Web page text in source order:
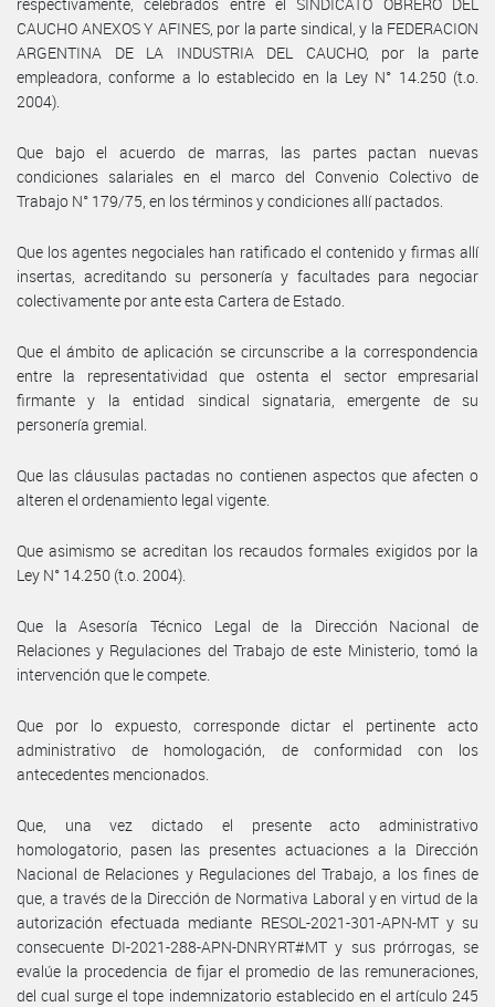
CAUCHO ANEXOS Y AFINES, por la parte sindical, y la FEDERACION
ARGENTINA DE LA INDUSTRIA DEL CAUCHO, por la parte
empleadora, conforme a lo establecido en la Ley N° 14.250 (t.o.
2004).
Que bajo el acuerdo de marras, las partes pactan nuevas
condiciones salariales en el marco del Convenio Colectivo de
Trabajo N° 179/75, en los términos y condiciones allí pactados.
Que los agentes negociales han ratificado el contenido y firmas allí
insertas, acreditando su personería y facultades para negociar
colectivamente por ante esta Cartera de Estado.
Que el ámbito de aplicación se circunscribe a la correspondencia
entre la representatividad que ostenta el sector empresarial
firmante y la entidad sindical signataria, emergente de su
personería gremial.
Que las cláusulas pactadas no contienen aspectos que afecten o
alteren el ordenamiento legal vigente.
Que asimismo se acreditan los recaudos formales exigidos por la
Ley N° 14.250 (t.o. 2004).
Que la Asesoría Técnico Legal de la Dirección Nacional de
Relaciones y Regulaciones del Trabajo de este Ministerio, tomó la
intervención que le compete.
Que por lo expuesto, corresponde dictar el pertinente acto
administrativo de homologación, de conformidad con los
antecedentes mencionados.
Que, una vez dictado el presente acto administrativo
homologatorio, pasen las presentes actuaciones a la Dirección
Nacional de Relaciones y Regulaciones del Trabajo, a los fines de
que, a través de la Dirección de Normativa Laboral y en virtud de la
autorización efectuada mediante RESOL-2021-301-APN-MT y su
consecuente DI-2021-288-APN-DNRYRT#MT y sus prórrogas, se
evalúe la procedencia de fijar el promedio de las remuneraciones,
del cual surge el tope indemnizatorio establecido en el artículo 245